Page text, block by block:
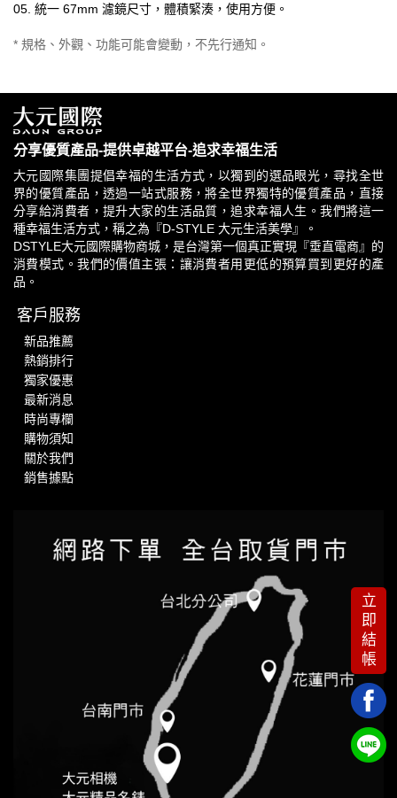
05. 統一 67mm 濾鏡尺寸，體積緊湊，使用方便。
* 規格、外觀、功能可能會變動，不先行通知。
分享優質產品-提供卓越平台-追求幸福生活
大元國際集團提倡幸福的生活方式，以獨到的選品眼光，尋找全世
界的優質產品，透過一站式服務，將全世界獨特的優質產品，直接
分享給消費者，提升大家的生活品質，追求幸福人生。我們將這一
種幸福生活方式，稱之為『D-STYLE 大元生活美學』。
DSTYLE大元國際購物商城，是台灣第一個真正實現『垂直電商』的
消費模式。我們的價值主張：讓消費者用更低的預算買到更好的產
品。
客戶服務
新品推薦
熱銷排行
獨家優惠
最新消息
時尚專欄
購物須知
關於我們
銷售據點
立
即
結
帳